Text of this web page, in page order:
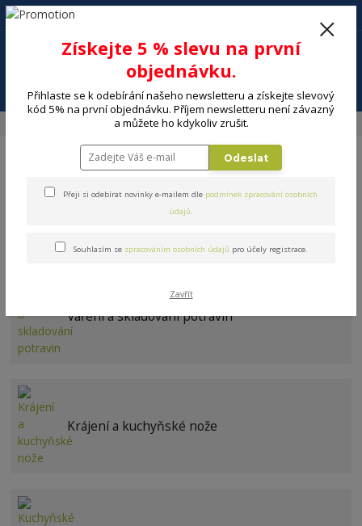
+420 602 494 600
Sport, outdoor, hračky Ostatní
Ostatní
Vaření a skladování potravin
Krájení a kuchyňské nože
Získejte 5 % slevu na první
objednávku.
Přihlaste se k odebírání našeho newsletteru a získejte slevový
kód 5% na první objednávku. Příjem newsletteru není závazný
a můžete ho kdykoliv zrušit.
Odeslat
Přeji si odebírat novinky e-mailem dle podmínek zpracování osobních
údajů.
Souhlasím se zpracováním osobních údajů pro účely registrace.
Zavřít